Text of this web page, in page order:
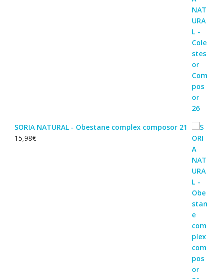
SORIA NATURAL - Obestane complex composor 21
15,98€